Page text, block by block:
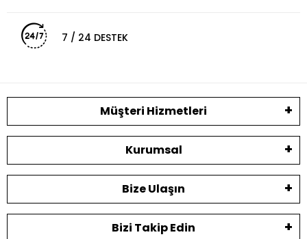
7 / 24 DESTEK
Müşteri Hizmetleri
Kurumsal
Bize Ulaşın
Bizi Takip Edin